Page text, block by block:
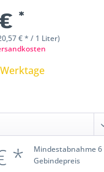
*
€ * / 1 Liter)
Mindestabnahme 6
Gebindepreis
*